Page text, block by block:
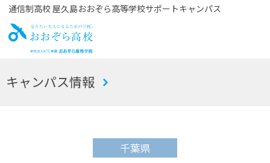
通信制高校 屋久島おおぞら高等学校サポートキャンパス
お
キャンパス情報
千葉県